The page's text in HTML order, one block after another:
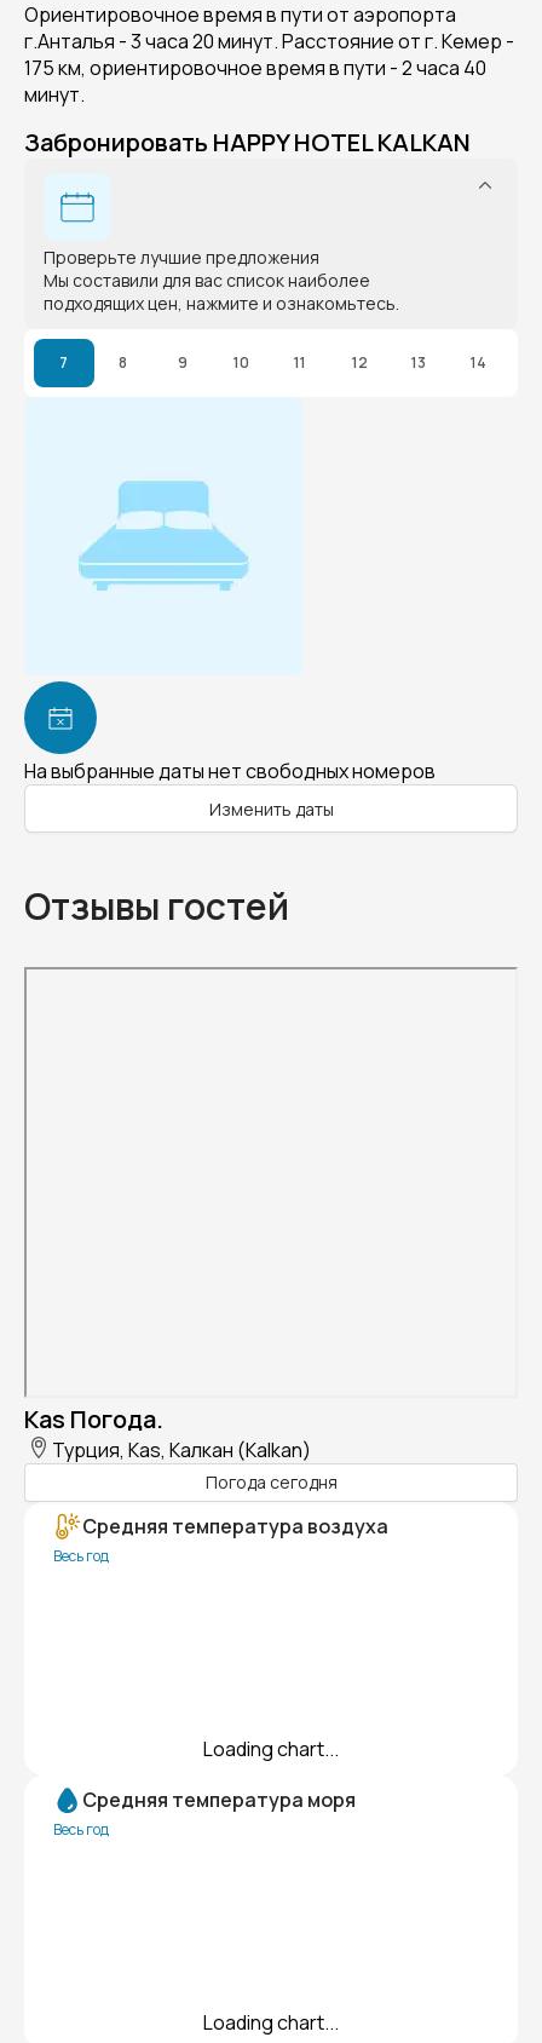
Ориентировочное время в пути от аэропорта
г.Анталья - 3 часа 20 минут. Расстояние от г. Кемер -
175 км, ориентировочное время в пути - 2 часа 40
минут.
Забронировать HAPPY HOTEL KALKAN
Проверьте лучшие предложения
Мы составили для вас список наиболее
подходящих цен, нажмите и ознакомьтесь.
7 8 9 10 11 12 13 14
На выбранные даты нет свободных номеров
Изменить даты
Отзывы гостей
Kas Погода.
Турция, Kas, Калкан (Kalkan)
Погода сегодня
Средняя температура воздуха
Весь год
Loading chart...
Средняя температура моря
Весь год
Loading chart...